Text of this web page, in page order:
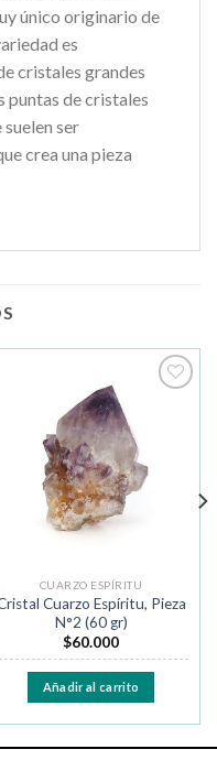
único originario de
es
cristales grandes
puntas de cristales
ser
crea una pieza
CUARZO ESPÍRITU
Cuarzo Espíritu, Pieza
N°2 (60 gr)
$60.000
Añadir al carrito